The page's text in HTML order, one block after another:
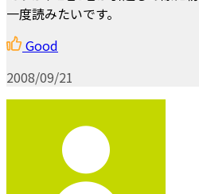
一度読みたいです。
Good
2008/09/21